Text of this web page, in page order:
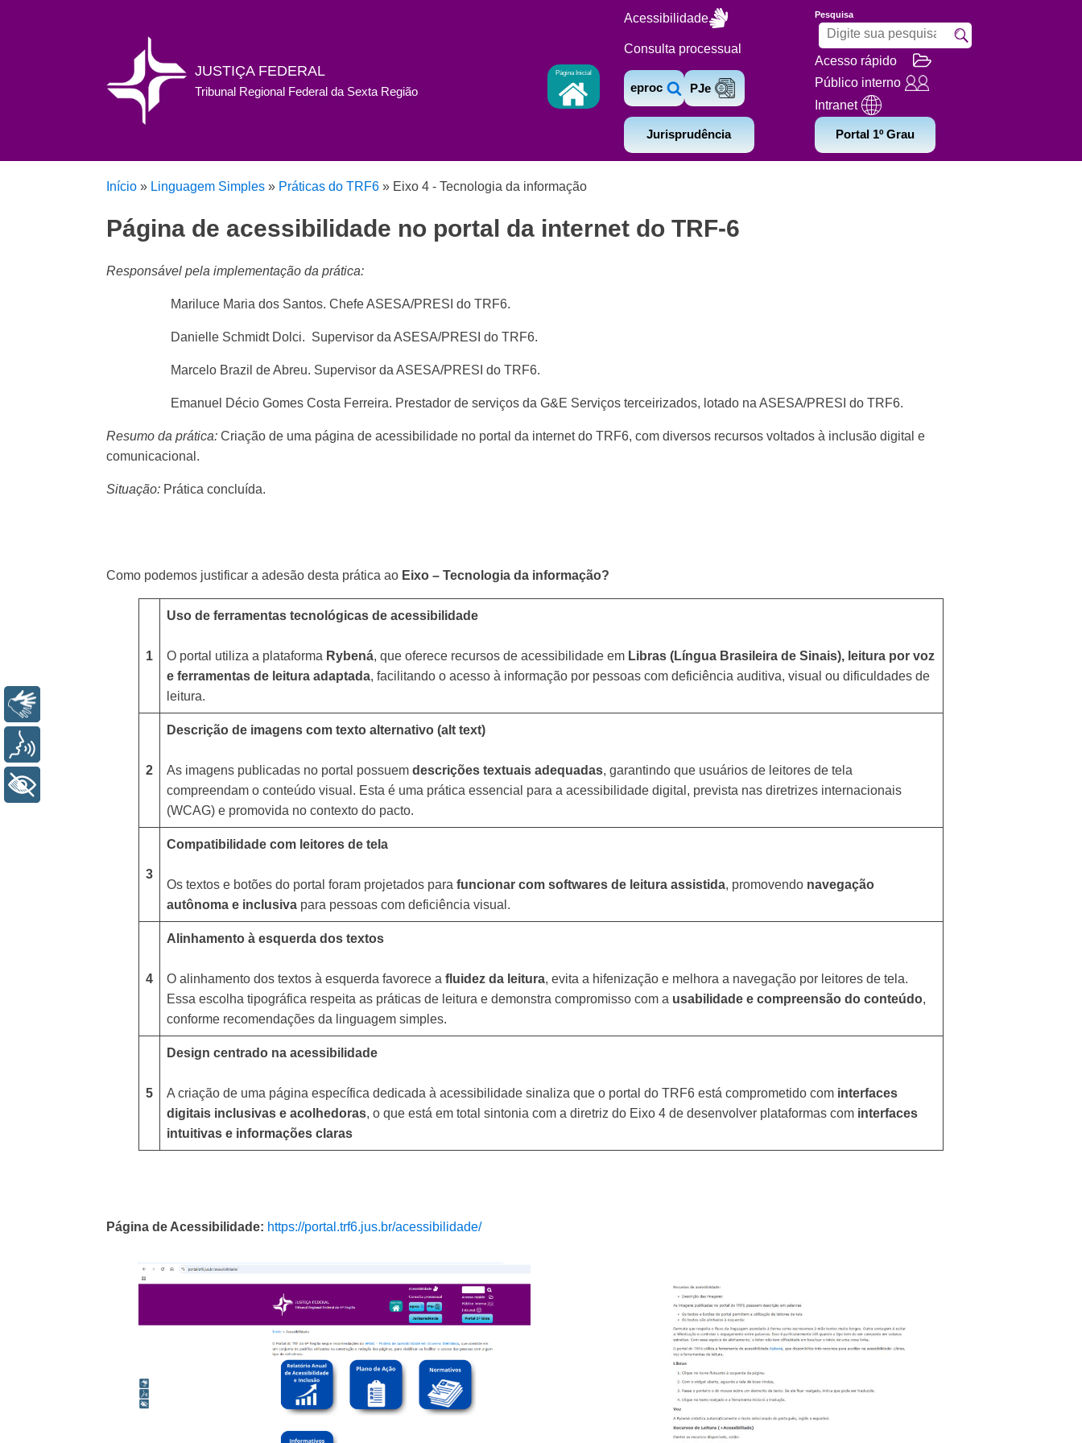
JUSTIÇA FEDERAL
Tribunal Regional Federal da Sexta Região
Página Inicial
Acessibilidade
Consulta processual
eproc PJe
Jurisprudência
Pesquisa
Acesso rápido
Público interno
Intranet
Portal 1º Grau
Início » Linguagem Simples » Práticas do TRF6 » Eixo 4 - Tecnologia da informação
Página de acessibilidade no portal da internet do TRF-6
Responsável pela implementação da prática:
Mariluce Maria dos Santos. Chefe ASESA/PRESI do TRF6.
Danielle Schmidt Dolci. Supervisor da ASESA/PRESI do TRF6.
Marcelo Brazil de Abreu. Supervisor da ASESA/PRESI do TRF6.
Emanuel Décio Gomes Costa Ferreira. Prestador de serviços da G&E Serviços terceirizados, lotado na ASESA/PRESI do TRF6.
Resumo da prática: Criação de uma página de acessibilidade no portal da internet do TRF6, com diversos recursos voltados à inclusão digital e
comunicacional.
Situação: Prática concluída.
Como podemos justificar a adesão desta prática ao Eixo – Tecnologia da informação?
1
Uso de ferramentas tecnológicas de acessibilidade
O portal utiliza a plataforma Rybená, que oferece recursos de acessibilidade em Libras (Língua Brasileira de Sinais), leitura por voz
e ferramentas de leitura adaptada, facilitando o acesso à informação por pessoas com deficiência auditiva, visual ou dificuldades de
leitura.
2
Descrição de imagens com texto alternativo (alt text)
As imagens publicadas no portal possuem descrições textuais adequadas, garantindo que usuários de leitores de tela
compreendam o conteúdo visual. Esta é uma prática essencial para a acessibilidade digital, prevista nas diretrizes internacionais
(WCAG) e promovida no contexto do pacto.
3
Compatibilidade com leitores de tela
Os textos e botões do portal foram projetados para funcionar com softwares de leitura assistida, promovendo navegação
autônoma e inclusiva para pessoas com deficiência visual.
4
Alinhamento à esquerda dos textos
O alinhamento dos textos à esquerda favorece a fluidez da leitura, evita a hifenização e melhora a navegação por leitores de tela.
Essa escolha tipográfica respeita as práticas de leitura e demonstra compromisso com a usabilidade e compreensão do conteúdo,
conforme recomendações da linguagem simples.
5
Design centrado na acessibilidade
A criação de uma página específica dedicada à acessibilidade sinaliza que o portal do TRF6 está comprometido com interfaces
digitais inclusivas e acolhedoras, o que está em total sintonia com a diretriz do Eixo 4 de desenvolver plataformas com interfaces
intuitivas e informações claras
Página de Acessibilidade: https://portal.trf6.jus.br/acessibilidade/